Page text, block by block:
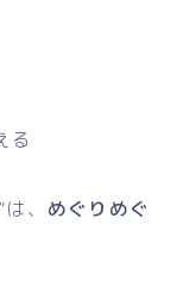
る
、 めぐりめぐ